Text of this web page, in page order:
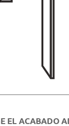
EL ACABADO